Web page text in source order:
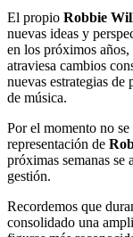
El propio Robbie
nuevas ideas y
en los próximos
atraviesa cambios
nuevas estrategias
de música.
Por el momento no
representación de
próximas semanas
gestión.
Recordemos que
consolidado una